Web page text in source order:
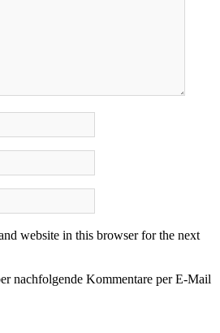
website in this browser for the next
nachfolgende Kommentare per E-Mail